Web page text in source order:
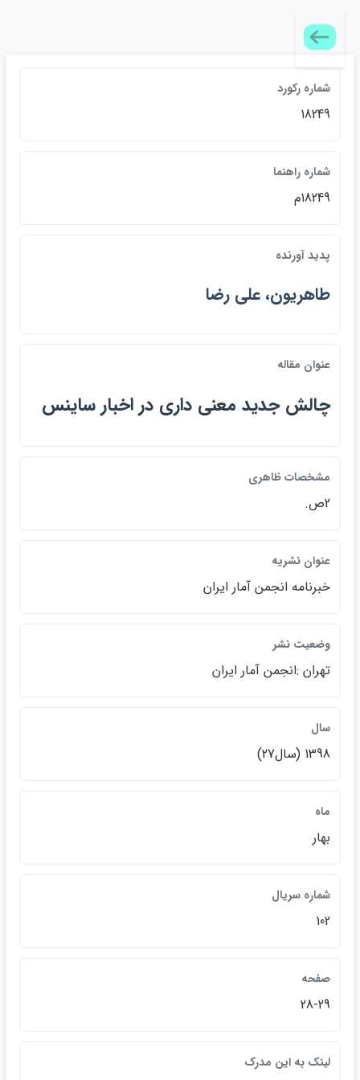
شماره رکورد
18249
شماره راهنما
18249م
پديد آورنده
طاهريون، علي رضا
عنوان مقاله
چالش جديد معني داري در اخبار ساينس
مشخصات ظاهري
2ص.
عنوان نشريه
خبرنامه انجمن آمار ايران
وضعيت نشر
تهران :انجمن آمار ايران
سال
1398 (سال27)
ماه
بهار
شماره سريال
102
صفحه
28-29
لينک به اين مدرک